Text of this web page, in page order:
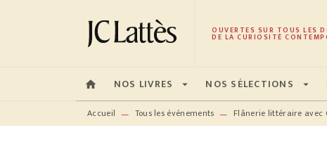
MENU RECHERCHE CONTENU
OUVERTES SUR TOUS LES
DE LA CURIOSITÉ
home NOS LIVRES arrow_drop_down NOS SÉLECTIONS arrow_drop_down
Accueil — Tous les événements — Flânerie littéraire avec